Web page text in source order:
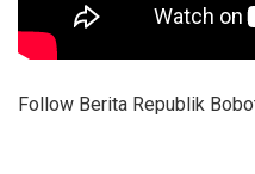
Follow Berita Republik